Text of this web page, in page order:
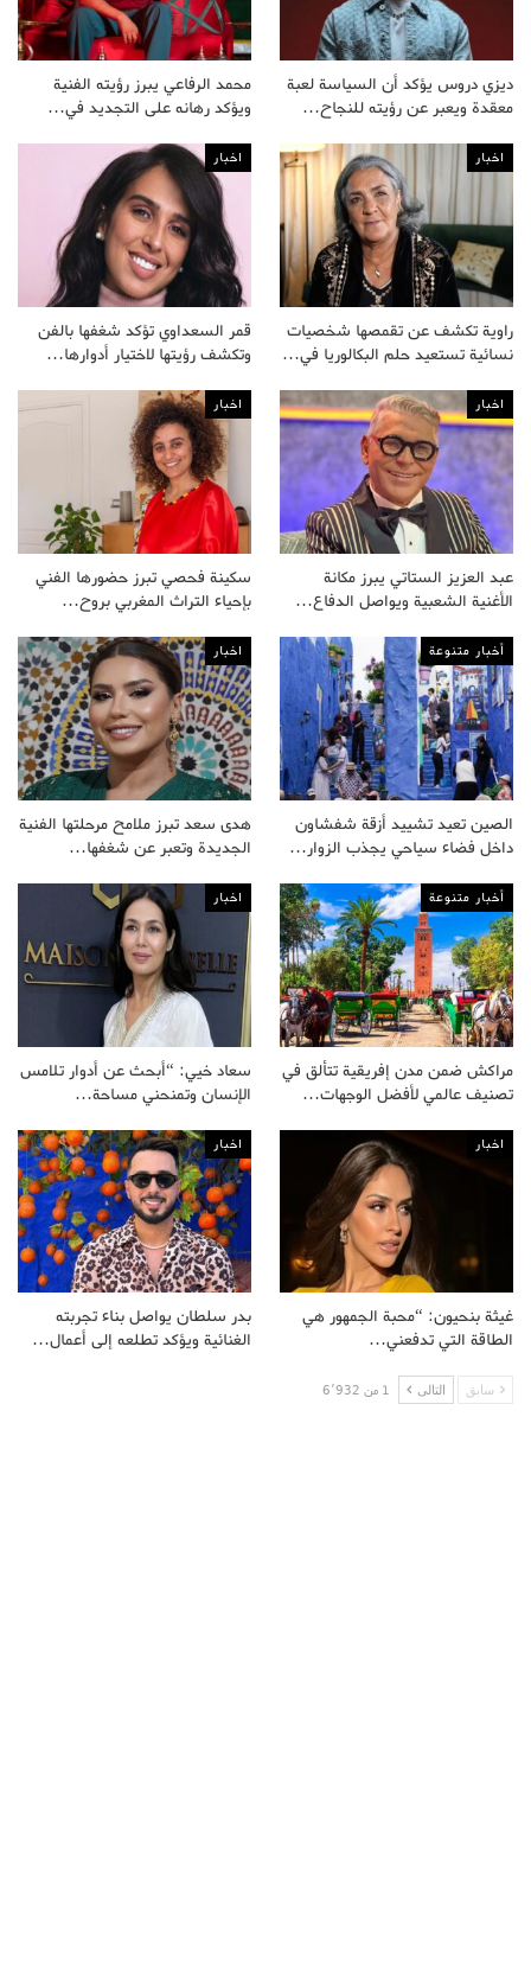
ديزي دروس يؤكد أن السياسة لعبة
معقدة ويعبر عن رؤيته للنجاح…
محمد الرفاعي يبرز رؤيته الفنية
ويؤكد رهانه على التجديد في…
اخبار
راوية تكشف عن تقمصها شخصيات
نسائية تستعيد حلم البكالوريا في…
اخبار
قمر السعداوي تؤكد شغفها بالفن
وتكشف رؤيتها لاختيار أدوارها…
اخبار
عبد العزيز الستاتي يبرز مكانة
الأغنية الشعبية ويواصل الدفاع…
اخبار
سكينة فحصي تبرز حضورها الفني
بإحياء التراث المغربي بروح…
أخبار متنوعة
الصين تعيد تشييد أزقة شفشاون
داخل فضاء سياحي يجذب الزوار…
اخبار
هدى سعد تبرز ملامح مرحلتها الفنية
الجديدة وتعبر عن شغفها…
أخبار متنوعة
مراكش ضمن مدن إفريقية تتألق في
تصنيف عالمي لأفضل الوجهات…
اخبار
سعاد خيي: “أبحث عن أدوار تلامس
الإنسان وتمنحني مساحة…
اخبار
غيثة بنحيون: “محبة الجمهور هي
الطاقة التي تدفعني…
اخبار
بدر سلطان يواصل بناء تجربته
الغنائية ويؤكد تطلعه إلى أعمال…
سابق التالى 1 من 6٬932